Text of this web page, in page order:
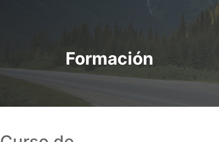
Formación